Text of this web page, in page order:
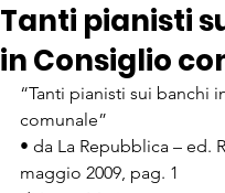
Tanti pianisti
in Consiglio
“Tanti pianisti sui banchi
comunale”
• da La Repubblica – ed.
maggio 2009, pag. 1